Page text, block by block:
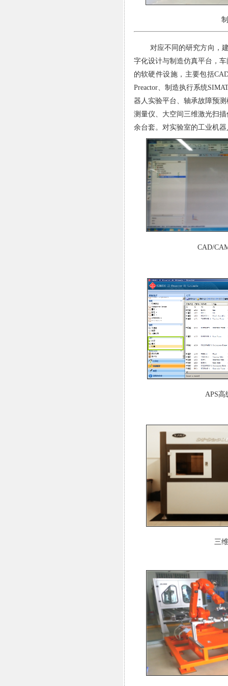
对应不同的研究方向，
字化设计与制造仿真平台，
的软硬件设施，主要包括
Preactor、制造执行系统
器人实验平台、轴承故障预
测量仪、大空间三维激光扫
余台套。对实验室的工业机
CAD/
APS高